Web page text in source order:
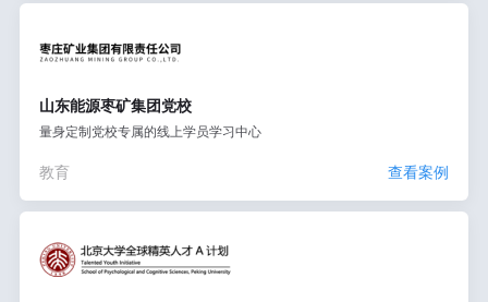
山东能源枣矿集团党校
量身定制党校专属的线上学员学习中心
教育 查看案例